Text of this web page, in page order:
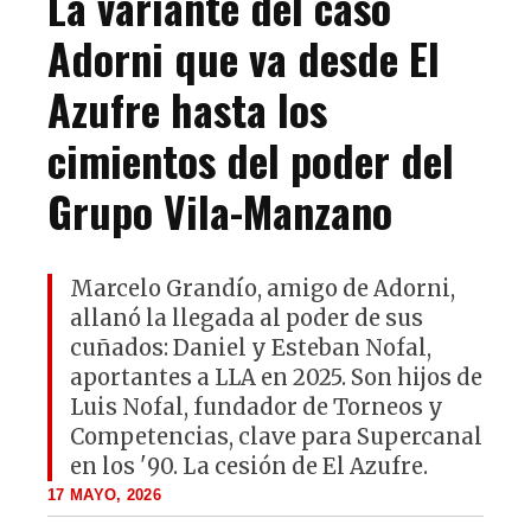
Adorni que va desde El
Azufre hasta los
cimientos del poder del
Grupo Vila-Manzano
Marcelo Grandío, amigo de Adorni,
allanó la llegada al poder de sus
cuñados: Daniel y Esteban Nofal,
aportantes a LLA en 2025. Son hijos de
Luis Nofal, fundador de Torneos y
Competencias, clave para Supercanal
en los '90. La cesión de El Azufre.
17 MAYO, 2026